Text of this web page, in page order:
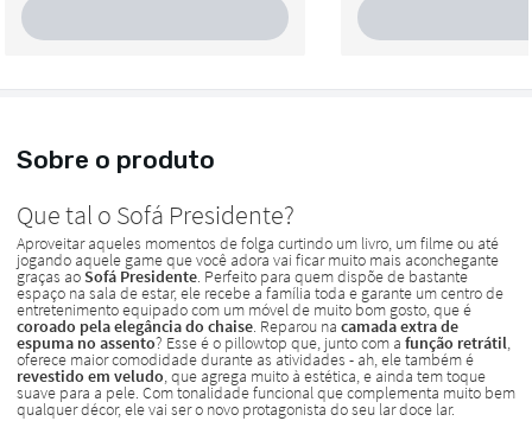
Sobre o produto